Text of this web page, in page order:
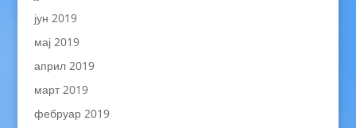
јун 2019
мај 2019
април 2019
март 2019
фебруар 2019